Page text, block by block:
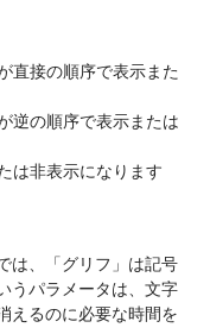
直接の順序で表示また
逆の順序で表示または
は非表示になります
は、「グリフ」は記号
うパラメータは、文字
えるのに必要な時間を